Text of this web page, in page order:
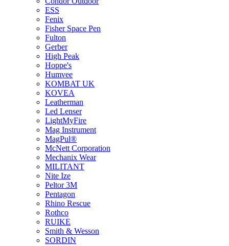
ESS
Fenix
Fisher Space Pen
Fulton
Gerber
High Peak
Hoppe's
Humvee
KOMBAT UK
KOVEA
Leatherman
Led Lenser
LightMyFire
Mag Instrument
MagPul®
McNett Corporation
Mechanix Wear
MILITANT
Nite Ize
Peltor 3M
Pentagon
Rhino Rescue
Rothco
RUIKE
Smith & Wesson
SORDIN